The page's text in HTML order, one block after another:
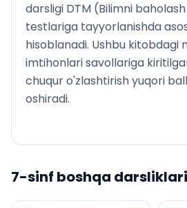
darsligi DTM (Bilimni
testlariga tayyorlanishda
hisoblanadi. Ushbu kitobdagi
imtihonlari savollariga
chuqur o'zlashtirish yuqori
oshiradi.
7-sinf boshqa darsliklari